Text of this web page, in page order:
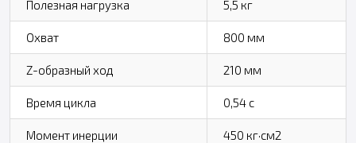
Полезная нагрузка 5,5 кг
Охват 800 мм
Z-образный ход 210 мм
Время цикла 0,54 с
Момент инерции 450 кг·см2